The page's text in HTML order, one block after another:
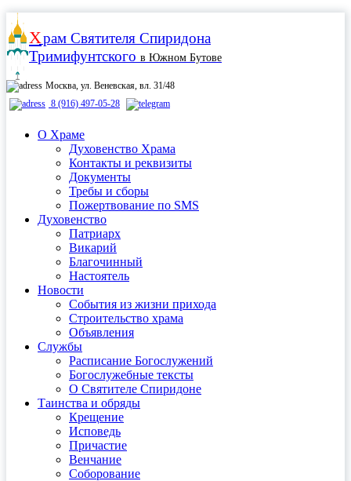
Храм Святителя Спиридона
Тримифунтского в Южном Бутове
Москва, ул. Веневская, вл. 31/48
8 (916) 497-05-28
О Храме
Духовенство Храма
Контакты и реквизиты
Документы
Требы и сборы
Пожертвование по SMS
Духовенство
Патриарх
Викарий
Благочинный
Настоятель
Новости
События из жизни прихода
Строительство храма
Объявления
Службы
Расписание Богослужений
Богослужебные тексты
О Святителе Спиридоне
Таинства и обряды
Крещение
Исповедь
Причастие
Венчание
Соборование